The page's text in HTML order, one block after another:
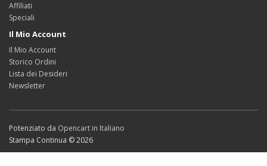
Affiliati
Speciali
Il Mio Account
Il Mio Account
Storico Ordini
Lista dei Desideri
Newsletter
Potenziato da Opencart in Italiano
Stampa Continua © 2026